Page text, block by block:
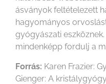
ásványok feltételezett
hagyományos
gyógyászati
mindenképp fordulj a
Forrás: Karen Frazier:
Gienger: A